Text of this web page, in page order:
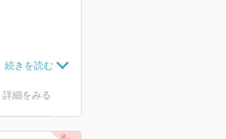
詳細をみる